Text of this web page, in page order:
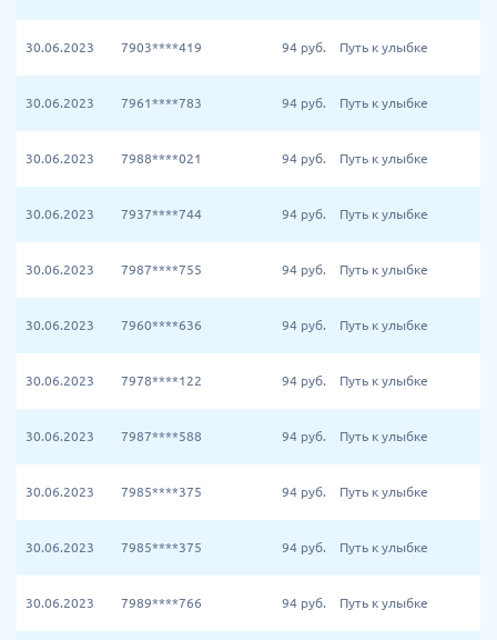
30.06.2023 7903****419 94 руб. Путь к улыбке
30.06.2023 7961****783 94 руб. Путь к улыбке
30.06.2023 7988****021 94 руб. Путь к улыбке
30.06.2023 7937****744 94 руб. Путь к улыбке
30.06.2023 7987****755 94 руб. Путь к улыбке
30.06.2023 7960****636 94 руб. Путь к улыбке
30.06.2023 7978****122 94 руб. Путь к улыбке
30.06.2023 7987****588 94 руб. Путь к улыбке
30.06.2023 7985****375 94 руб. Путь к улыбке
30.06.2023 7985****375 94 руб. Путь к улыбке
30.06.2023 7989****766 94 руб. Путь к улыбке